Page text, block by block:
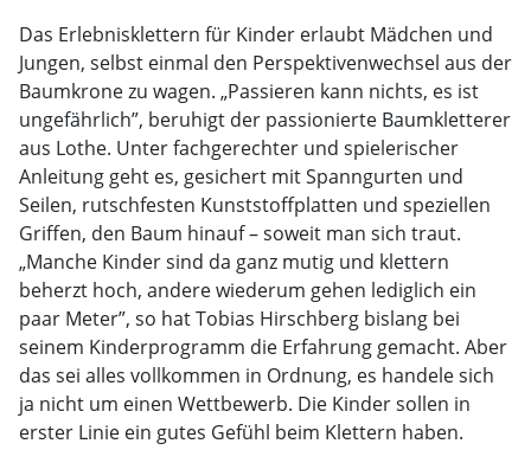
Das Erlebnisklettern für Kinder erlaubt Mädchen und
Jungen, selbst einmal den Perspektivenwechsel aus der
Baumkrone zu wagen. „Passieren kann nichts, es ist
ungefährlich”, beruhigt der passionierte Baumkletterer
aus Lothe. Unter fachgerechter und spielerischer
Anleitung geht es, gesichert mit Spanngurten und
Seilen, rutschfesten Kunststoffplatten und speziellen
Griffen, den Baum hinauf – soweit man sich traut.
„Manche Kinder sind da ganz mutig und klettern
beherzt hoch, andere wiederum gehen lediglich ein
paar Meter”, so hat Tobias Hirschberg bislang bei
seinem Kinderprogramm die Erfahrung gemacht. Aber
das sei alles vollkommen in Ordnung, es handele sich
ja nicht um einen Wettbewerb. Die Kinder sollen in
erster Linie ein gutes Gefühl beim Klettern haben.